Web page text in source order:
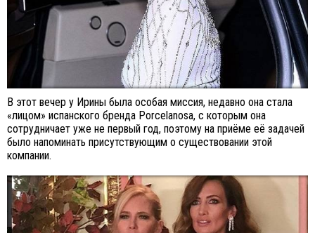
В этот вечер у Ирины была особая миссия, недавно она стала
«лицом» испанского бренда Porcelanosa, с которым она
сотрудничает уже не первый год, поэтому на приёме её задачей
было напоминать присутствующим о существовании этой
компании.